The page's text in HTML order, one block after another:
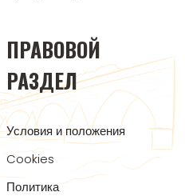
ПРАВОВОЙ
РАЗДЕЛ
Условия и положения
Cookies
Политика